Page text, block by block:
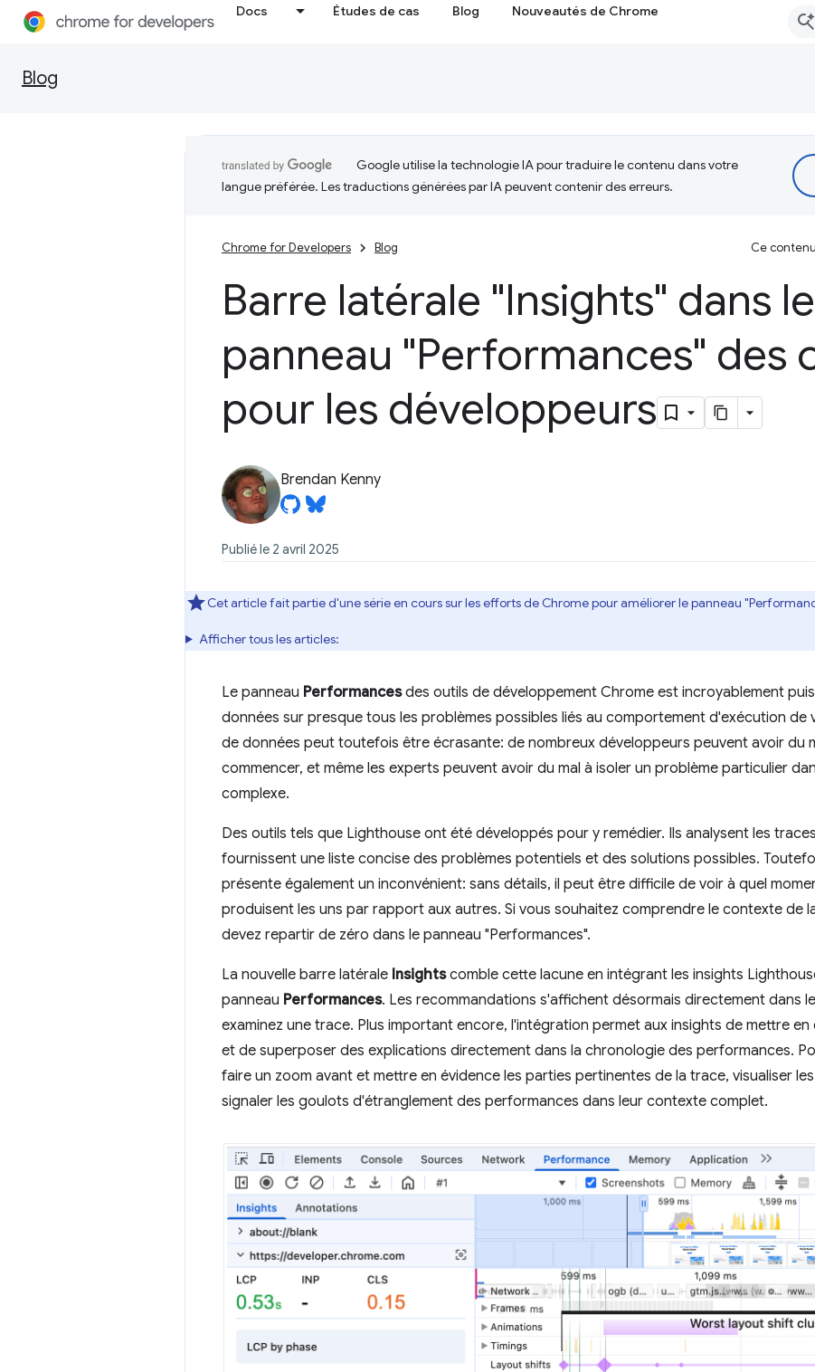
Docs Études de cas Blog Nouveautés de Chrome
Blog
Google utilise la technologie IA pour traduire le contenu dans votre
langue préférée. Les traductions générées par IA peuvent contenir des erreurs.
Chrome for Developers Blog Ce
Barre latérale "Insights" dans le
panneau "Performances" des
pour les développeurs
Brendan Kenny
Publié le 2 avril 2025
Cet article fait partie d'une série en cours sur les efforts de Chrome pour améliorer le panneau
Afficher tous les articles:
Le panneau Performancesdes outils de développement Chrome est incroyablement
données sur presque tous les problèmes possibles liés au comportement d'exécution de
de données peut toutefois être écrasante: de nombreux développeurs peuvent avoir du
commencer, et même les experts peuvent avoir du mal à isoler un problème particulier
complexe.
Des outils tels que Lighthouse ont été développés pour y remédier. Ils analysent les
fournissent une liste concise des problèmes potentiels et des solutions possibles.
présente également un inconvénient: sans détails, il peut être difficile de voir à quel
produisent les uns par rapport aux autres. Si vous souhaitez comprendre le contexte de
devez repartir de zéro dans le panneau "Performances".
La nouvelle barre latérale Insightscomble cette lacune en intégrant les insights
panneau Performances. Les recommandations s'affichent désormais directement dans
examinez une trace. Plus important encore, l'intégration permet aux insights de mettre en
et de superposer des explications directement dans la chronologie des performances.
faire un zoom avant et mettre en évidence les parties pertinentes de la trace, visualiser
signaler les goulots d'étranglement des performances dans leur contexte complet.